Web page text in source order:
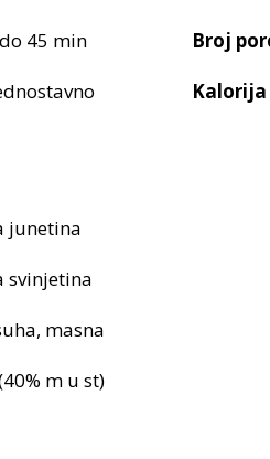
do 45 min Broj
junetina
svinjetina
masna
m u st)